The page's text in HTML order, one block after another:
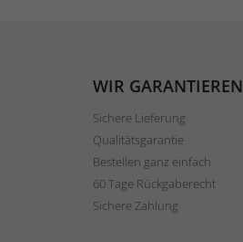
WIR GARANTIEREN
Sichere Lieferung
Qualitätsgarantie
Bestellen ganz einfach
60 Tage Rückgaberecht
Sichere Zahlung